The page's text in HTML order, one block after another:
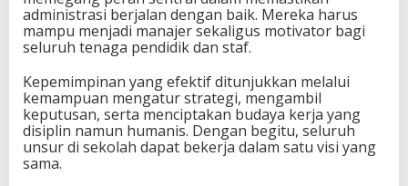
administrasi berjalan dengan baik. Mereka harus
mampu menjadi manajer sekaligus motivator bagi
seluruh tenaga pendidik dan staf.
Kepemimpinan yang efektif ditunjukkan melalui
kemampuan mengatur strategi, mengambil
keputusan, serta menciptakan budaya kerja yang
disiplin namun humanis. Dengan begitu, seluruh
unsur di sekolah dapat bekerja dalam satu visi yang
sama.